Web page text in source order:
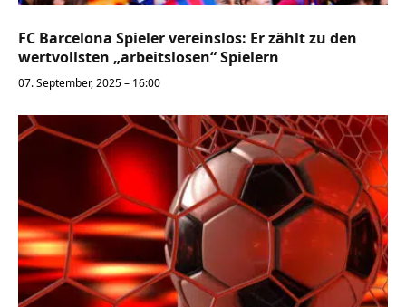
FC Barcelona Spieler vereinslos: Er zählt zu den
wertvollsten „arbeitslosen“ Spielern
07. September, 2025 – 16:00